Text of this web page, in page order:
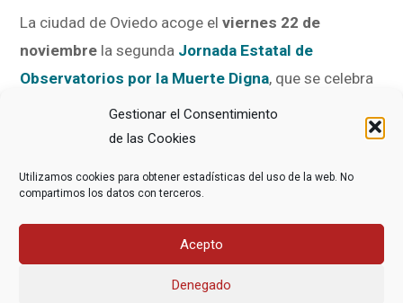
Gestionar el Consentimiento
de las Cookies
Utilizamos cookies para obtener estadísticas del uso de la web. No
compartimos los datos con terceros.
Acepto
Denegado
La ciudad de Oviedo acoge elviernes 22 de
noviembre la segunda Jornada Estatal de
Observatorios por la Muerte Digna, que se celebra
en la Sala de Cámara del Auditorio Príncipe Felipe
con la participación de DMD.
En concreto, nuestra compañeraFernanda del
‘Evaluando para mejorar el final de la vida’, de 10.30 a
12.00 horas.